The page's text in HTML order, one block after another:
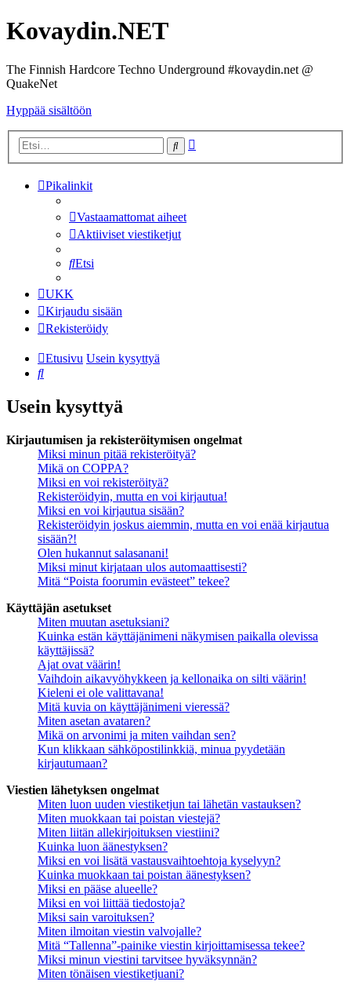
Kovaydin.NET
The Finnish Hardcore Techno Underground #kovaydin.net @
QuakeNet
Hyppää sisältöön
Etsi
Pikalinkit
Vastaamattomat aiheet
Aktiiviset viestiketjut
Etsi
UKK
Kirjaudu sisään
Rekisteröidy
Etusivu Usein kysyttyä
Etsi
Usein kysyttyä
Kirjautumisen ja rekisteröitymisen ongelmat
Miksi minun pitää rekisteröityä?
Mikä on COPPA?
Miksi en voi rekisteröityä?
Rekisteröidyin, mutta en voi kirjautua!
Miksi en voi kirjautua sisään?
Rekisteröidyin joskus aiemmin, mutta en voi enää kirjautua
sisään?!
Olen hukannut salasanani!
Miksi minut kirjataan ulos automaattisesti?
Mitä “Poista foorumin evästeet” tekee?
Käyttäjän asetukset
Miten muutan asetuksiani?
Kuinka estän käyttäjänimeni näkymisen paikalla olevissa
käyttäjissä?
Ajat ovat väärin!
Vaihdoin aikavyöhykkeen ja kellonaika on silti väärin!
Kieleni ei ole valittavana!
Mitä kuvia on käyttäjänimeni vieressä?
Miten asetan avataren?
Mikä on arvonimi ja miten vaihdan sen?
Kun klikkaan sähköpostilinkkiä, minua pyydetään
kirjautumaan?
Viestien lähetyksen ongelmat
Miten luon uuden viestiketjun tai lähetän vastauksen?
Miten muokkaan tai poistan viestejä?
Miten liitän allekirjoituksen viestiini?
Kuinka luon äänestyksen?
Miksi en voi lisätä vastausvaihtoehtoja kyselyyn?
Kuinka muokkaan tai poistan äänestyksen?
Miksi en pääse alueelle?
Miksi en voi liittää tiedostoja?
Miksi sain varoituksen?
Miten ilmoitan viestin valvojalle?
Mitä “Tallenna”-painike viestin kirjoittamisessa tekee?
Miksi minun viestini tarvitsee hyväksynnän?
Miten tönäisen viestiketjuani?